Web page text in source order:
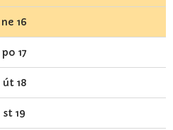
ne 16
po 17
út 18
st 19